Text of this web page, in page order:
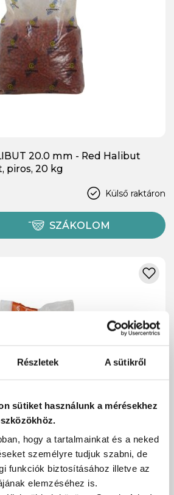
Részletek A sütikről
sütiket használunk a mérésekhez
hogy a tartalmainkat és a neked
személyre tudjuk szabni, de
funkciók biztosításához illetve az
elemzéséhez is.
20.0 mm - Red Halibut
piros, 20 kg
Külső raktáron
SZÁKOLOM